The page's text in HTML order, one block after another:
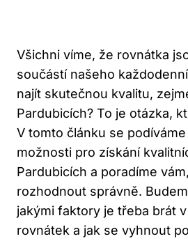
Všichni víme, že rovnátka
součástí našeho
najít skutečnou kvalitu,
Pardubicích? To je otázka,
V tomto článku se
možnosti pro získání
Pardubicích a poradíme
rozhodnout správně.
jakými faktory je třeba brát
rovnátek a jak se vyhnout